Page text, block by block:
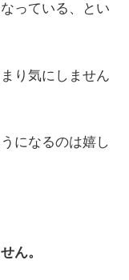
っている、とい
り気にしません
になるのは嬉し
ん。